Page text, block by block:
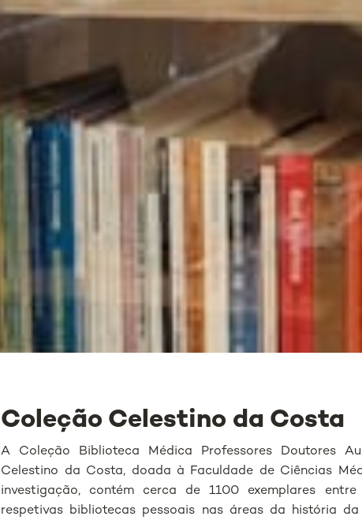
Coleção Celestino da Costa
A Coleção Biblioteca Médica Professores Doutores
Celestino da Costa, doada à Faculdade de Ciências
investigação, contém cerca de 1100 exemplares
respetivas bibliotecas pessoais nas áreas da história